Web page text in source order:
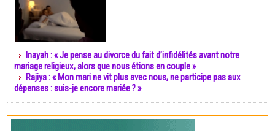
Inayah : « Je pense au divorce du fait d’infidélités avant notre
mariage religieux, alors que nous étions en couple »
Rajiya : « Mon mari ne vit plus avec nous, ne participe pas aux
dépenses : suis-je encore mariée ? »